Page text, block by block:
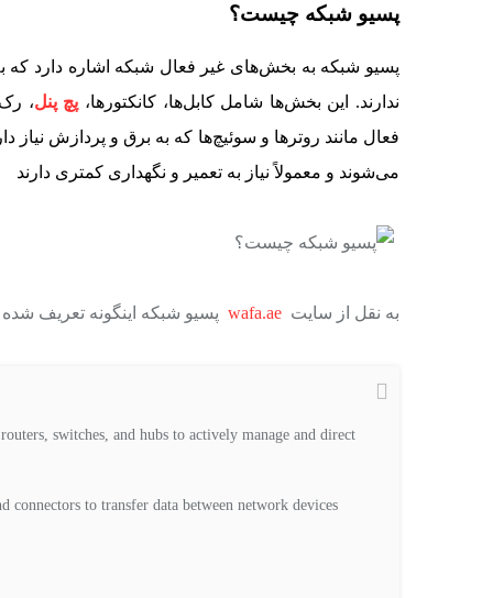
پسیو شبکه چیست؟
پسیو شبکه به بخش‌های غیر فعال شبکه اشاره دارد که
ندارند. این بخش‌ها شامل کابل‌ها، کانکتورها، پچ پنل،
فعال مانند روترها و سوئیچ‌ها که به برق و پردازش نیاز
می‌شوند و معمولاً نیاز به تعمیر و نگهداری کمتری دارند
به نقل از سایت wafa.ae پسیو شبکه اینگونه تعریف
switches, and hubs to actively manage and direct
connectors to transfer data between network devices